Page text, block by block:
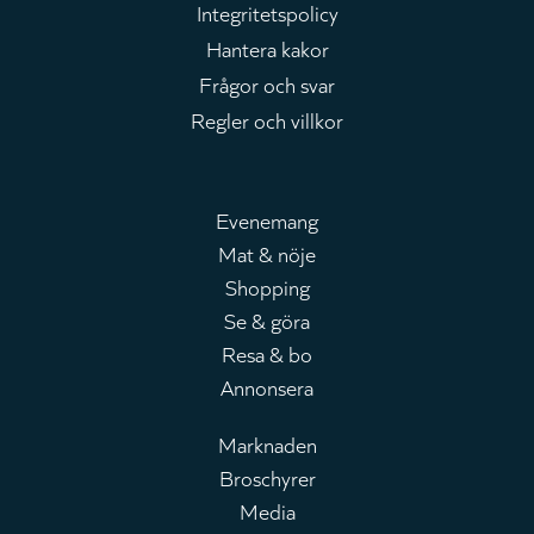
Integritetspolicy
Hantera kakor
Frågor och svar
Regler och villkor
Huvudmeny
Evenemang
Mat & nöje
Shopping
Se & göra
Resa & bo
Annonsera
Leaderboard
Marknaden
Broschyrer
Media